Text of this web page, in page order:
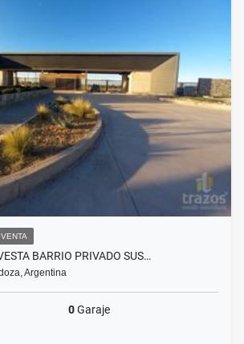
VENTA
BARRIO PRIVADO SUS…
Argentina
0Garaje